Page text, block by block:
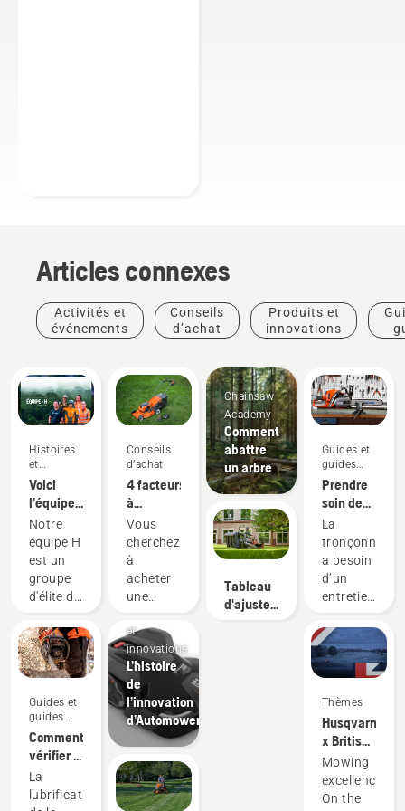
Articles connexes
Activités et
événements
Conseils
d’achat
Produits et
innovations
Histoires
et
inspiration
Voici
l’équipe
H de
Husqvarna,
nos
utilisateurs
les plus
Notre
équipe H
est un
groupe
d'élite de
qualifiés
et
respectés
représentent
à la fois
le
secteur
de
l'entretien
Guides et
guides
pratiques
Comment
vérifier si
la
lubrification
La
lubrification
Conseils
d’achat
4 facteurs
à
prendre
en
considération
lors de
l’achat
tondeuse
Vous
cherchez
à
acheter
une
Voici
quelques
points à
ne pas
oublier
avant
d’acheter
la
meilleure
tondeuse
et
innovations
L’histoire
de
l’innovation
d’AutomowerMD.
Chainsaw
Academy
Comment
abattre
un arbre
Tableau
d'ajustement
Guides et
guides
pratiques
Prendre
soin de
votre
équipement
de coupe
La
tronçonneuse
a besoin
d’un
entretien
pour
offrir un
rendement
et durer
longtemps.
Voici un
guide
sur les
soins
Thèmes
Husqvarna
x British
Masters
& DP
World
Mowing
excellence.
On the